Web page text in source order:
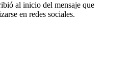
al inicio del mensaje que
en redes sociales.